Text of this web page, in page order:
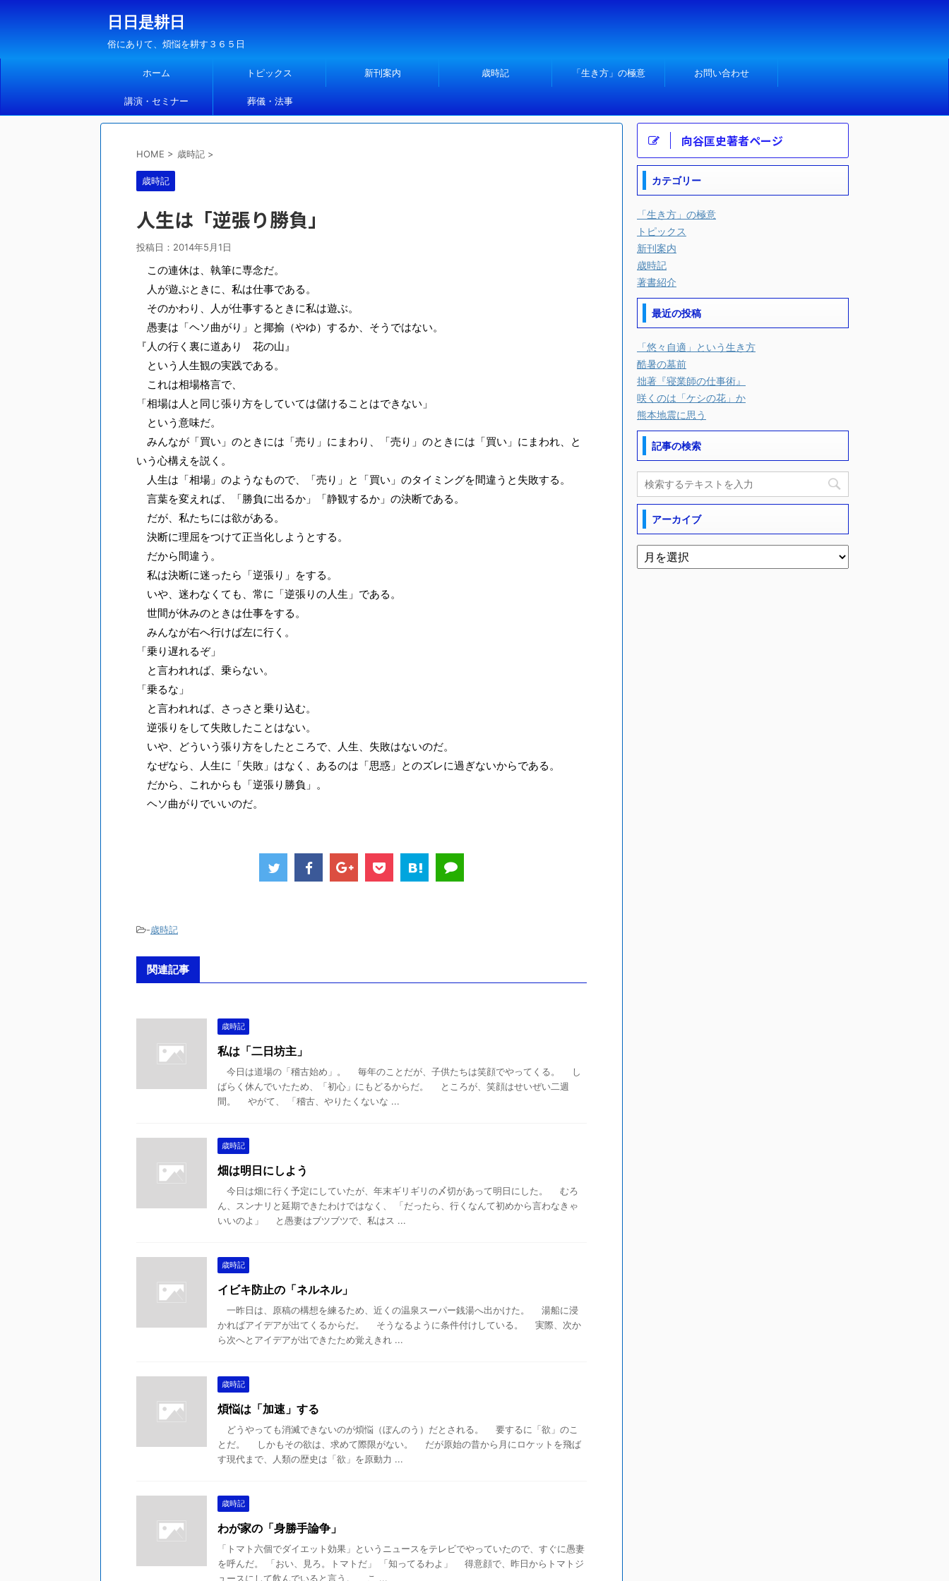
日日是耕日
俗にありて、煩悩を耕す３６５日
ホーム トピックス 新刊案内 歳時記 「生き方」の極意 お問い合わせ
講演・セミナー 葬儀・法事
HOME > 歳時記 >
歳時記
人生は「逆張り勝負」
投稿日： 2014年5月1日
この連休は、執筆に専念だ。
人が遊ぶときに、私は仕事である。
そのかわり、人が仕事するときに私は遊ぶ。
愚妻は「ヘソ曲がり」と揶揄（やゆ）するか、そうではない。
『人の行く裏に道あり 花の山』
という人生観の実践である。
これは相場格言で、
「相場は人と同じ張り方をしていては儲けることはできない」
という意味だ。
みんなが「買い」のときには「売り」にまわり、「売り」のときには「買い」にまわれ、と
いう心構えを説く。
人生は「相場」のようなもので、「売り」と「買い」のタイミングを間違うと失敗する。
言葉を変えれば、「勝負に出るか」「静観するか」の決断である。
だが、私たちには欲がある。
決断に理屈をつけて正当化しようとする。
だから間違う。
私は決断に迷ったら「逆張り」をする。
いや、迷わなくても、常に「逆張りの人生」である。
世間が休みのときは仕事をする。
みんなが右へ行けば左に行く。
「乗り遅れるぞ」
と言われれば、乗らない。
「乗るな」
と言われれば、さっさと乗り込む。
逆張りをして失敗したことはない。
いや、どういう張り方をしたところで、人生、失敗はないのだ。
なぜなら、人生に「失敗」はなく、あるのは「思惑」とのズレに過ぎないからである。
だから、これからも「逆張り勝負」。
ヘソ曲がりでいいのだ。
-歳時記
関連記事
歳時記
私は「二日坊主」
今日は道場の「稽古始め」。 毎年のことだが、子供たちは笑顔でやってくる。 し
ばらく休んでいたため、「初心」にもどるからだ。 ところが、笑顔はせいぜい二週
間。 やがて、 「稽古、やりたくないな ...
歳時記
畑は明日にしよう
今日は畑に行く予定にしていたが、年末ギリギリの〆切があって明日にした。 むろ
ん、スンナリと延期できたわけではなく、 「だったら、行くなんて初めから言わなきゃ
いいのよ」 と愚妻はブツブツで、私はス ...
歳時記
イビキ防止の「ネルネル」
一昨日は、原稿の構想を練るため、近くの温泉スーパー銭湯へ出かけた。 湯船に浸
かればアイデアが出てくるからだ。 そうなるように条件付けしている。 実際、次か
ら次へとアイデアが出できたため覚えきれ ...
歳時記
煩悩は「加速」する
どうやっても消滅できないのが煩悩（ぼんのう）だとされる。 要するに「欲」のこ
とだ。 しかもその欲は、求めて際限がない。 だが原始の昔から月にロケットを飛ば
す現代まで、人類の歴史は「欲」を原動力 ...
歳時記
わが家の「身勝手論争」
「トマト六個でダイエット効果」というニュースをテレビでやっていたので、すぐに愚妻
を呼んだ。 「おい、見ろ。トマトだ」 「知ってるわよ」 得意顔で、昨日からトマトジ
ュースにして飲んでいると言う。 こ ...
向谷匡史著者ページ
カテゴリー
「生き方」の極意
トピックス
新刊案内
歳時記
著書紹介
最近の投稿
「悠々自適」という生き方
酷暑の墓前
拙著『寝業師の仕事術』
咲くのは「ケシの花」か
熊本地震に思う
記事の検索
アーカイブ